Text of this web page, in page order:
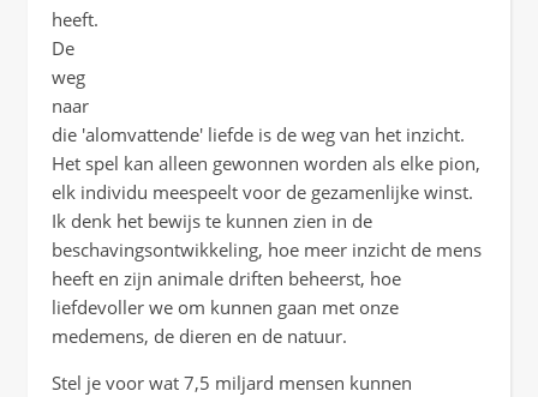
heeft.
De
weg
naar
die 'alomvattende' liefde is de weg van het inzicht.
Het spel kan alleen gewonnen worden als elke pion,
elk individu meespeelt voor de gezamenlijke winst.
Ik denk het bewijs te kunnen zien in de
beschavingsontwikkeling, hoe meer inzicht de mens
heeft en zijn animale driften beheerst, hoe
liefdevoller we om kunnen gaan met onze
medemens, de dieren en de natuur.
Stel je voor wat 7,5 miljard mensen kunnen